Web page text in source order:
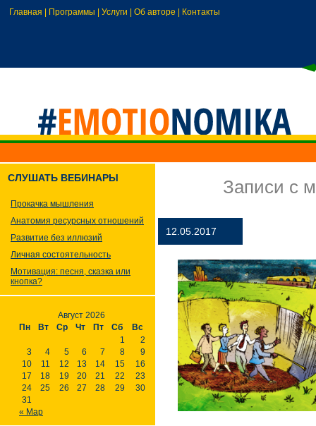
Главная Программы Услуги Об авторе Контакты
СЛУШАТЬ ВЕБИНАРЫ
Прокачка мышления
Анатомия ресурсных отношений
Развитие без иллюзий
Личная состоятельность
Мотивация: песня, сказка или
кнопка?
Август 2026
Пн
Вт Ср Чт Пт Сб Вс
« Мар
1
2
3
4 5 6 7 8
9
10
11 12 13 14 15
16
17
18 19 20 21 22
23
24
25 26 27 28 29
30
31
Записи с
12.05.2017